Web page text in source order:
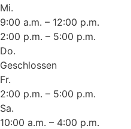
Mi.
9:00 a.m. – 12:00 p.m.
2:00 p.m. – 5:00 p.m.
Do.
Geschlossen
Fr.
2:00 p.m. – 5:00 p.m.
Sa.
10:00 a.m. – 4:00 p.m.